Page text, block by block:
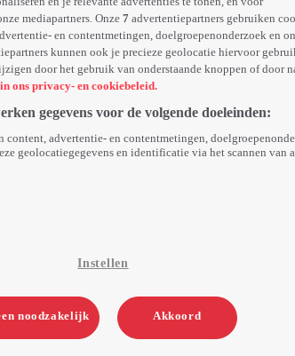
mediapartners. Onze7 advertentiepartners gebruiken
en contentmetingen, doelgroepenonderzoek en
kunnen ook je precieze geolocatie hiervoor
door het gebruik van onderstaande knoppen of door
ons privacy- en cookiebeleid.
gegevens voor de volgende doeleinden:
content, advertentie- en contentmetingen,
geolocatiegegevens en identificatie via het scannen van
Instellen
noodzakelijk Akkoord